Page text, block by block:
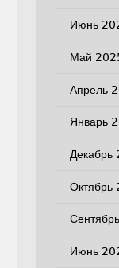
Июнь
Май
Апрель
Январь
Декабрь
Октябрь
Июнь